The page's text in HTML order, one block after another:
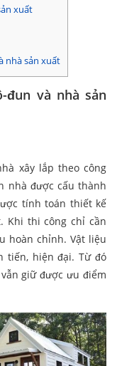
xuất
nhà sản xuất
và nhà sản
xây lắp theo công
nhà được cấu thành
tính toán thiết kế
Khi thi công chỉ cần
hoàn chỉnh. Vật liệu
tiến, hiện đại. Từ đó
giữ được ưu điểm